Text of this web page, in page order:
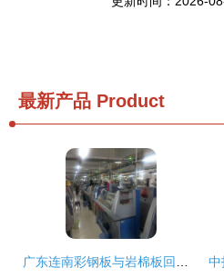
最新产品 Product
广东连南彩钢板与岩棉板回收及各地信息咨询服务